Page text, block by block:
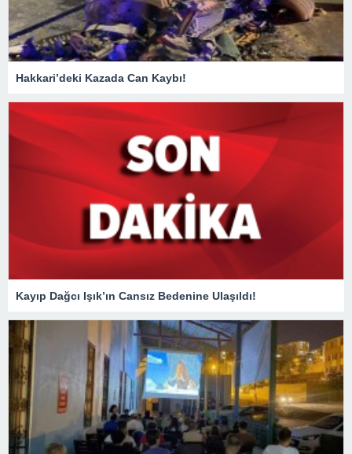
Hakkari’deki Kazada Can Kaybı!
Kayıp Dağcı Işık’ın Cansız Bedenine Ulaşıldı!